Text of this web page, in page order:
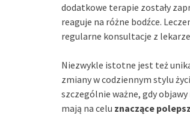
dodatkowe terapie zostały
reaguje na różne bodźce.
regularne konsultacje z
Niezwykle istotne jest też
zmiany w codziennym stylu
szczególnie ważne, gdy
mają na celu znaczące